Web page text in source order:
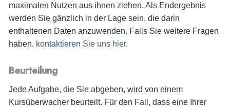
maximalen Nutzen aus ihnen ziehen. Als Endergebnis
werden Sie gänzlich in der Lage sein, die darin
enthaltenen Daten anzuwenden. Falls Sie weitere Fragen
haben, kontaktieren Sie uns hier.
Beurteilung
Jede Aufgabe, die Sie abgeben, wird von einem
Kursüberwacher beurteilt. Für den Fall, dass eine Ihrer